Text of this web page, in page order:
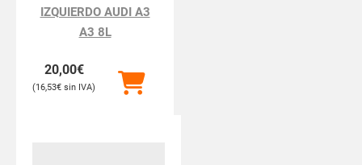
IZQUIERDO AUDI A3
A3 8L
20,00€
16,53€